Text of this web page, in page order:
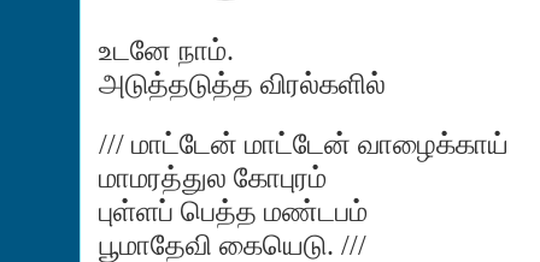
உடனே நாம்.
அடுத்தடுத்த விரல்களில்
/// மாட்டேன் மாட்டேன் வாழைக்காய்
மாமரத்துல கோபுரம்
புள்ளப் பெத்த மண்டபம்
பூமாதேவி கையெடு. ///